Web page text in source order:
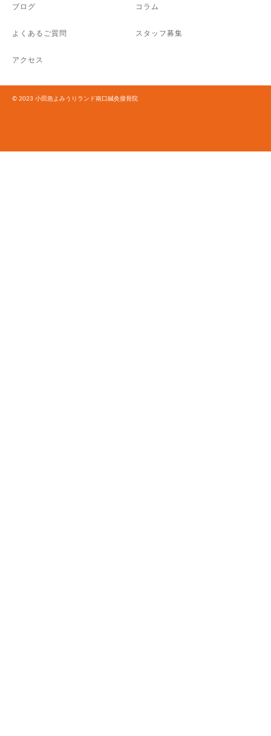
ブログ コラム
よくあるご質問 スタッフ募集
アクセス
© 2023 小田急よみうりランド南口鍼灸接骨院